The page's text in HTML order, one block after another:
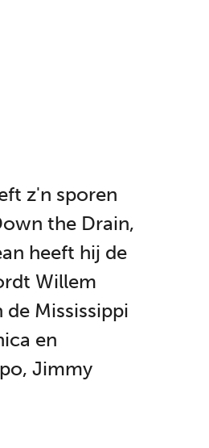
z'n sporen
the Drain,
heeft hij de
Willem
Mississippi
en
Jimmy